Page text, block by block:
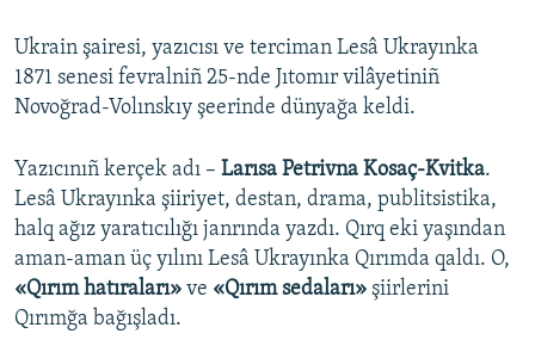
Ukrain şairesi, yazıcısı ve terciman Lesâ Ukrayınka
1871 senesi fevralniñ 25-nde Jıtomır vilâyetiniñ
Novoğrad-Volınskıy şeerinde dünyağa keldi.
Yazıcınıñ kerçek adı – Larısa Petrivna Kosaç-Kvitka.
Lesâ Ukrayınka şiiriyet, destan, drama, publitsistika,
halq ağız yaratıcılığı janrında yazdı. Qırq eki yaşından
aman-aman üç yılını Lesâ Ukrayınka Qırımda qaldı. O,
«Qırım hatıraları» ve «Qırım sedaları» şiirlerini
Qırımğa bağışladı.